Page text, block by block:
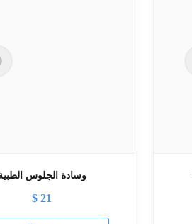
وسادة الجلوس
21
$